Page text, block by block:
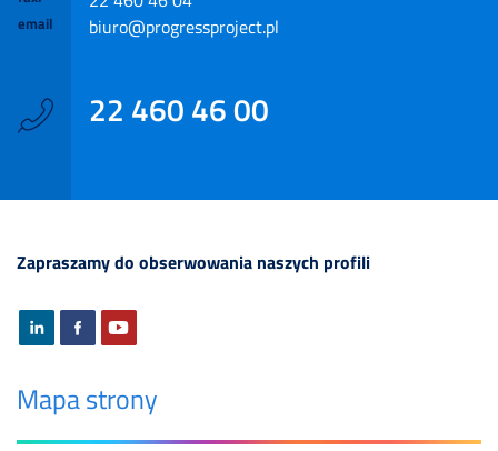
email biuro@progressproject.pl
22 460 46 00
Zapraszamy do obserwowania naszych profili
Mapa strony